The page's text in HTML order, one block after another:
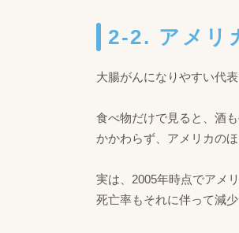
2-2. アメリ
大腸がんになりやすい代
食べ物だけで見ると、酒
かかわらず、アメリカの
実は、2005年時点でアメ
死亡率もそれに伴って減少